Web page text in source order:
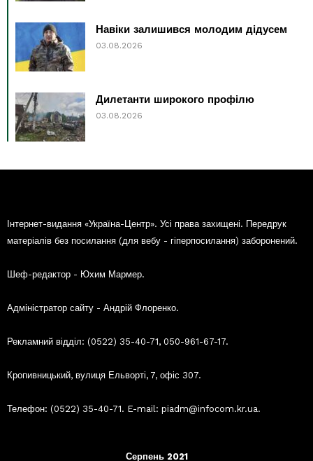
Навіки залишився молодим дідусем
03.08.2026
Дилетанти широкого профілю
03.08.2026
Інтернет-видання «Україна-Центр». Усі права захищені. Передрук
матеріалів без посилання (для вебу - гіперпосилання) заборонений.
Шеф-редактор - Юхим Мармер.
Адміністратор сайту - Андрій Флоренко.
Рекламний відділ: (0522) 35-40-71, 050-961-67-17.
Кропивницький, вулиця Ельворті, 7, офіс 307.
Телефон: (0522) 35-40-71. E-mail: piadm@infocom.kr.ua.
Серпень 2021